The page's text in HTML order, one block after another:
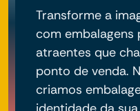
Transforme a
com embalagens
atraentes que
ponto de venda.
criamos